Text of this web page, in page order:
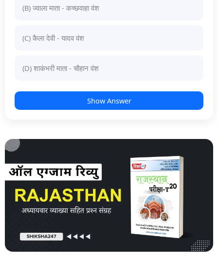
(B) ज्वाला माता - कच्छवाहा वंश
(C) कैला देवी - यादव वंश
(D) शाकंभरी माता - चौहान वंश
Show Answer